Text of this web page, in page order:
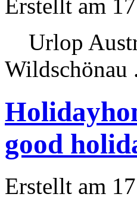
Erstellt am
Urlop
Wildschönau
good
Erstellt am